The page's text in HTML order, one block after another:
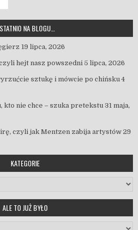
NA BLOGU…
19 lipca, 2026
hejt nasz powszedni 5 lipca, 2026
sztukę i mówcie po chińsku 4
kto nie chce – szuka pretekstu 31 maja,
czyli jak Mentzen zabija artystów 29
KATEGORIE
ALE TO JUŻ BYŁO